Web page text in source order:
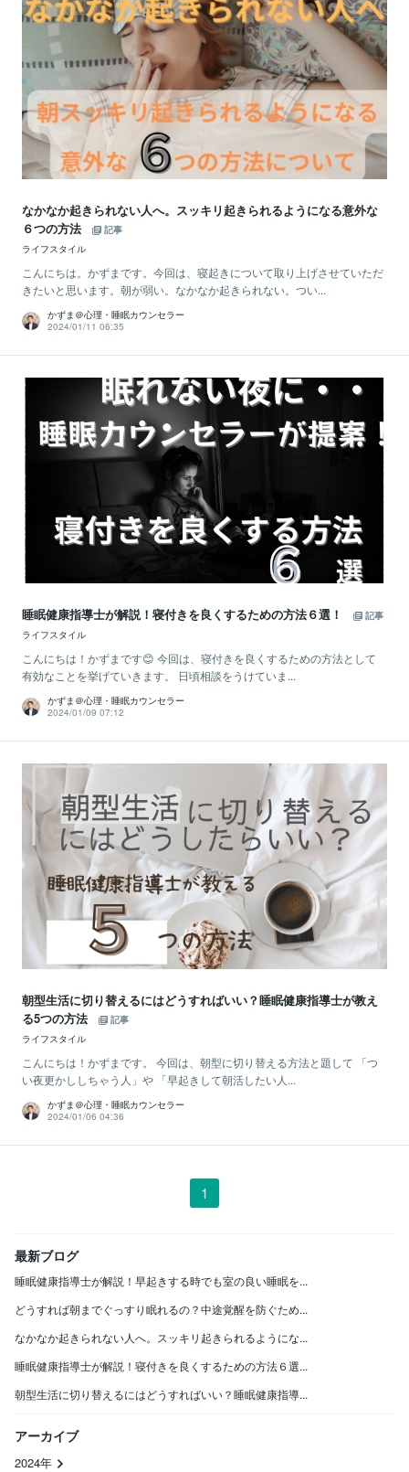
なかなか起きられない人へ。スッキリ起きられるようになる意外な
６つの方法
記事
ライフスタイル
こんにちは。かずまです。今回は、寝起きについて取り上げさせていただ
きたいと思います。朝が弱い。なかなか起きられない。つい...
かずま＠心理・睡眠カウンセラー
2024/01/11 06:35
睡眠健康指導士が解説！寝付きを良くするための方法６選！
記事
ライフスタイル
こんにちは！かずまです😊 今回は、寝付きを良くするための方法として
有効なことを挙げていきます。 日頃相談をうけていま...
かずま＠心理・睡眠カウンセラー
2024/01/09 07:12
朝型生活に切り替えるにはどうすればいい？睡眠健康指導士が教え
る5つの方法
記事
ライフスタイル
こんにちは！かずまです。 今回は、朝型に切り替える方法と題して 「つ
い夜更かししちゃう人」や 「早起きして朝活したい人...
かずま＠心理・睡眠カウンセラー
2024/01/06 04:36
1
最新ブログ
睡眠健康指導士が解説！早起きする時でも室の良い睡眠を...
どうすれば朝までぐっすり眠れるの？中途覚醒を防ぐため...
なかなか起きられない人へ。スッキリ起きられるようにな...
睡眠健康指導士が解説！寝付きを良くするための方法６選...
朝型生活に切り替えるにはどうすればいい？睡眠健康指導...
アーカイブ
2024年